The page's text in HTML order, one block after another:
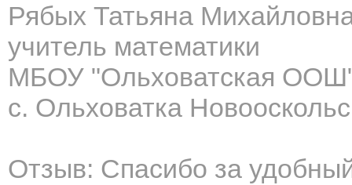
Рябых Татьяна
учитель математики
МБОУ "Ольховатская
с. Ольховатка
Отзыв: Спасибо за